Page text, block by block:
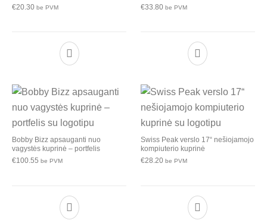
€20.30 be PVM
€33.80 be PVM
Bobby Bizz apsauganti nuo
vagystės kuprinė – portfelis
€100.55 be PVM
Swiss Peak verslo 17“ nešiojamojo
kompiuterio kuprinė
€28.20 be PVM